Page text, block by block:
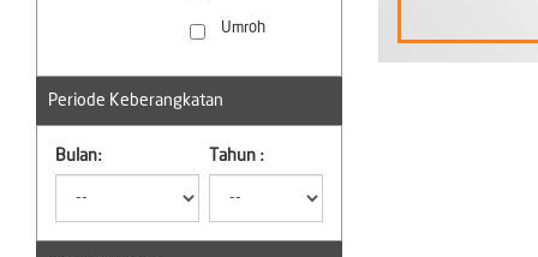
Umroh
Periode Keberangkatan
Bulan: Tahun :